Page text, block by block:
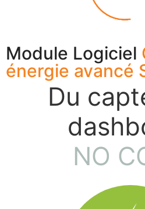
Module Logiciel
énergie avancé
Du
NO